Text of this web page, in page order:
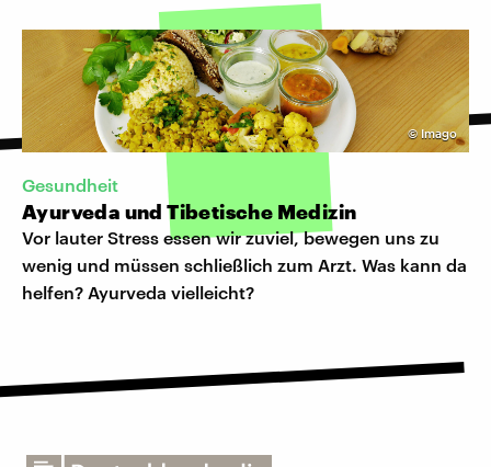
© Imago
Gesundheit
Ayurveda und Tibetische Medizin
Vor lauter Stress essen wir zuviel, bewegen uns zu
wenig und müssen schließlich zum Arzt. Was kann da
helfen? Ayurveda vielleicht?